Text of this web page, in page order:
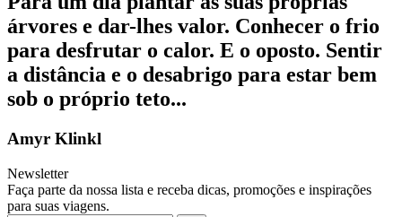
árvores e dar-lhes valor. Conhecer o frio
para desfrutar o calor. E o oposto. Sentir
a distância e o desabrigo para estar bem
sob o próprio teto...
Amyr Klinkl
Newsletter
Faça parte da nossa lista e receba dicas, promoções e inspirações
para suas viagens.